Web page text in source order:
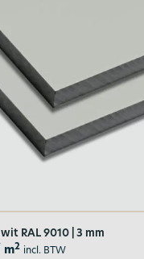
RAL 9010 | 3 mm
m2 incl. BTW